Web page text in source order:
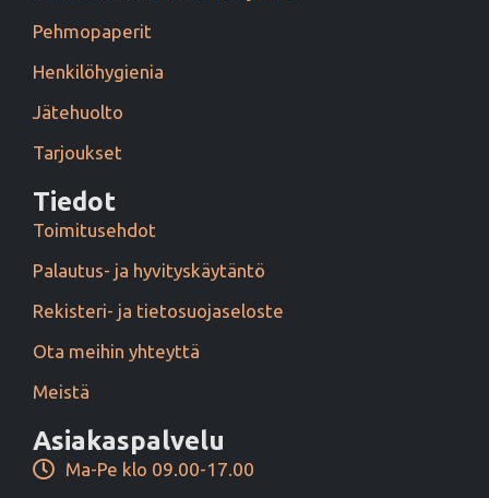
Pehmopaperit
Henkilöhygienia
Jätehuolto
Tarjoukset
Tiedot
Toimitusehdot
Palautus- ja hyvityskäytäntö
Rekisteri- ja tietosuojaseloste
Ota meihin yhteyttä
Meistä
Asiakaspalvelu
Ma-Pe klo 09.00-17.00